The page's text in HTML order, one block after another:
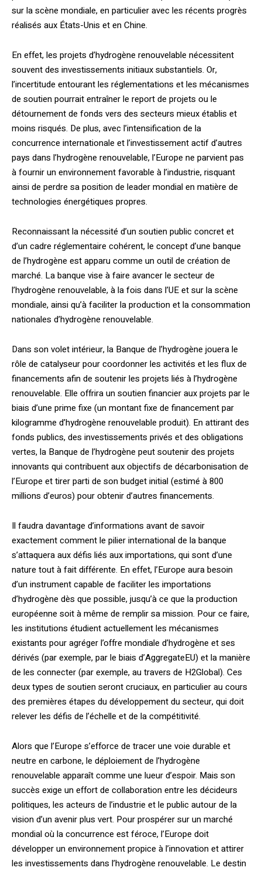
sur la scène mondiale, en particulier avec les récents progrès
réalisés aux États-Unis et en Chine.
En effet, les projets d’hydrogène renouvelable nécessitent
souvent des investissements initiaux substantiels. Or,
l’incertitude entourant les réglementations et les mécanismes
de soutien pourrait entraîner le report de projets ou le
détournement de fonds vers des secteurs mieux établis et
moins risqués. De plus, avec l’intensification de la
concurrence internationale et l’investissement actif d’autres
pays dans l’hydrogène renouvelable, l’Europe ne parvient pas
à fournir un environnement favorable à l’industrie, risquant
ainsi de perdre sa position de leader mondial en matière de
technologies énergétiques propres.
Reconnaissant la nécessité d’un soutien public concret et
d’un cadre réglementaire cohérent, le concept d’une banque
de l’hydrogène est apparu comme un outil de création de
marché. La banque vise à faire avancer le secteur de
l’hydrogène renouvelable, à la fois dans l’UE et sur la scène
mondiale, ainsi qu’à faciliter la production et la consommation
nationales d’hydrogène renouvelable.
Dans son volet intérieur, la Banque de l’hydrogène jouera le
rôle de catalyseur pour coordonner les activités et les flux de
financements afin de soutenir les projets liés à l’hydrogène
renouvelable. Elle offrira un soutien financier aux projets par le
biais d’une prime fixe (un montant fixe de financement par
kilogramme d’hydrogène renouvelable produit). En attirant des
fonds publics, des investissements privés et des obligations
vertes, la Banque de l’hydrogène peut soutenir des projets
innovants qui contribuent aux objectifs de décarbonisation de
l’Europe et tirer parti de son budget initial (estimé à 800
millions d’euros) pour obtenir d’autres financements.
Il faudra davantage d’informations avant de savoir
exactement comment le pilier international de la banque
s’attaquera aux défis liés aux importations, qui sont d’une
nature tout à fait différente. En effet, l’Europe aura besoin
d’un instrument capable de faciliter les importations
d’hydrogène dès que possible, jusqu’à ce que la production
européenne soit à même de remplir sa mission. Pour ce faire,
les institutions étudient actuellement les mécanismes
existants pour agréger l’offre mondiale d’hydrogène et ses
dérivés (par exemple, par le biais d’AggregateEU) et la manière
de les connecter (par exemple, au travers de H2Global). Ces
deux types de soutien seront cruciaux, en particulier au cours
des premières étapes du développement du secteur, qui doit
relever les défis de l’échelle et de la compétitivité.
Alors que l’Europe s’efforce de tracer une voie durable et
neutre en carbone, le déploiement de l’hydrogène
renouvelable apparaît comme une lueur d’espoir. Mais son
succès exige un effort de collaboration entre les décideurs
politiques, les acteurs de l’industrie et le public autour de la
vision d’un avenir plus vert. Pour prospérer sur un marché
mondial où la concurrence est féroce, l’Europe doit
développer un environnement propice à l’innovation et attirer
les investissements dans l’hydrogène renouvelable. Le destin